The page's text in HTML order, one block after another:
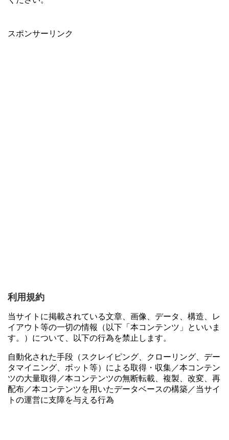
スポンサーリンク
利用規約
当サイトに掲載されている文章、画像、データ、構造、レ
イアウト等の一切の情報（以下「本コンテンツ」といいま
す。）について、以下の行為を禁止します。
自動化された手段（スクレイピング、クローリング、デー
タマイニング、ボット等）による取得・収集／本コンテン
ツの大量取得／本コンテンツの無断転載、複製、改変、再
配布／本コンテンツを用いたデータベースの構築／当サイ
トの運営に支障を与える行為